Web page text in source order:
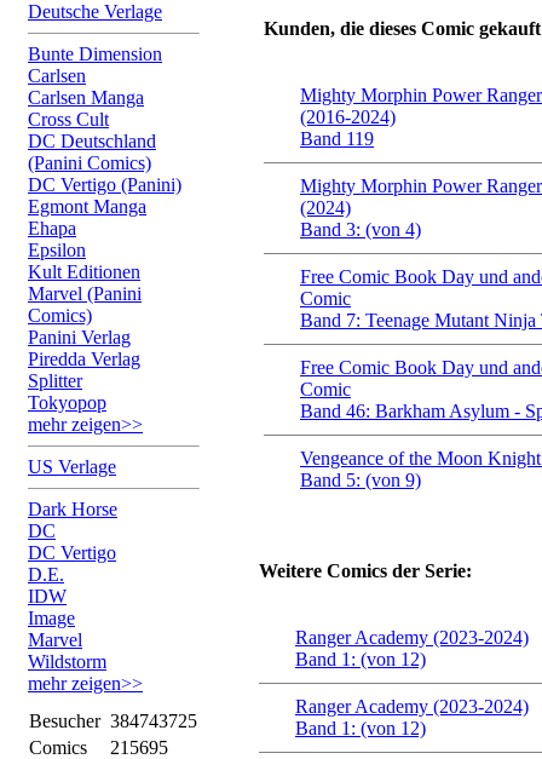
Deutsche Verlage
Bunte Dimension
Carlsen
Carlsen Manga
Cross Cult
DC Deutschland
(Panini Comics)
DC Vertigo (Panini)
Egmont Manga
Ehapa
Epsilon
Kult Editionen
Marvel (Panini
Comics)
Panini Verlag
Piredda Verlag
Splitter
Tokyopop
mehr zeigen>>
US Verlage
Dark Horse
DC
DC Vertigo
D.E.
IDW
Image
Marvel
Wildstorm
mehr zeigen>>
Besucher 384743725
Comics
215695
Kunden, die dieses Comic
Mighty Morphin Power
(2016-2024)
Band 119
Mighty Morphin Power
(2024)
Band 3: (von 4)
Free Comic Book Day und
Comic
Band 7: Teenage Mutant Ninja
Free Comic Book Day und
Comic
Band 46: Barkham Asylum -
Vengeance of the Moon
Band 5: (von 9)
Weitere Comics der Serie:
Ranger Academy (2023-2024)
Band 1: (von 12)
Ranger Academy (2023-2024)
Band 1: (von 12)